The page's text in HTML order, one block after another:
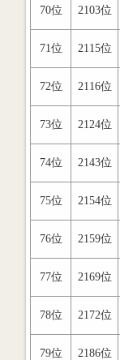
70位 2103位
71位 2115位
72位 2116位
73位 2124位
74位 2143位
75位 2154位
76位 2159位
77位 2169位
78位 2172位
79位 2186位